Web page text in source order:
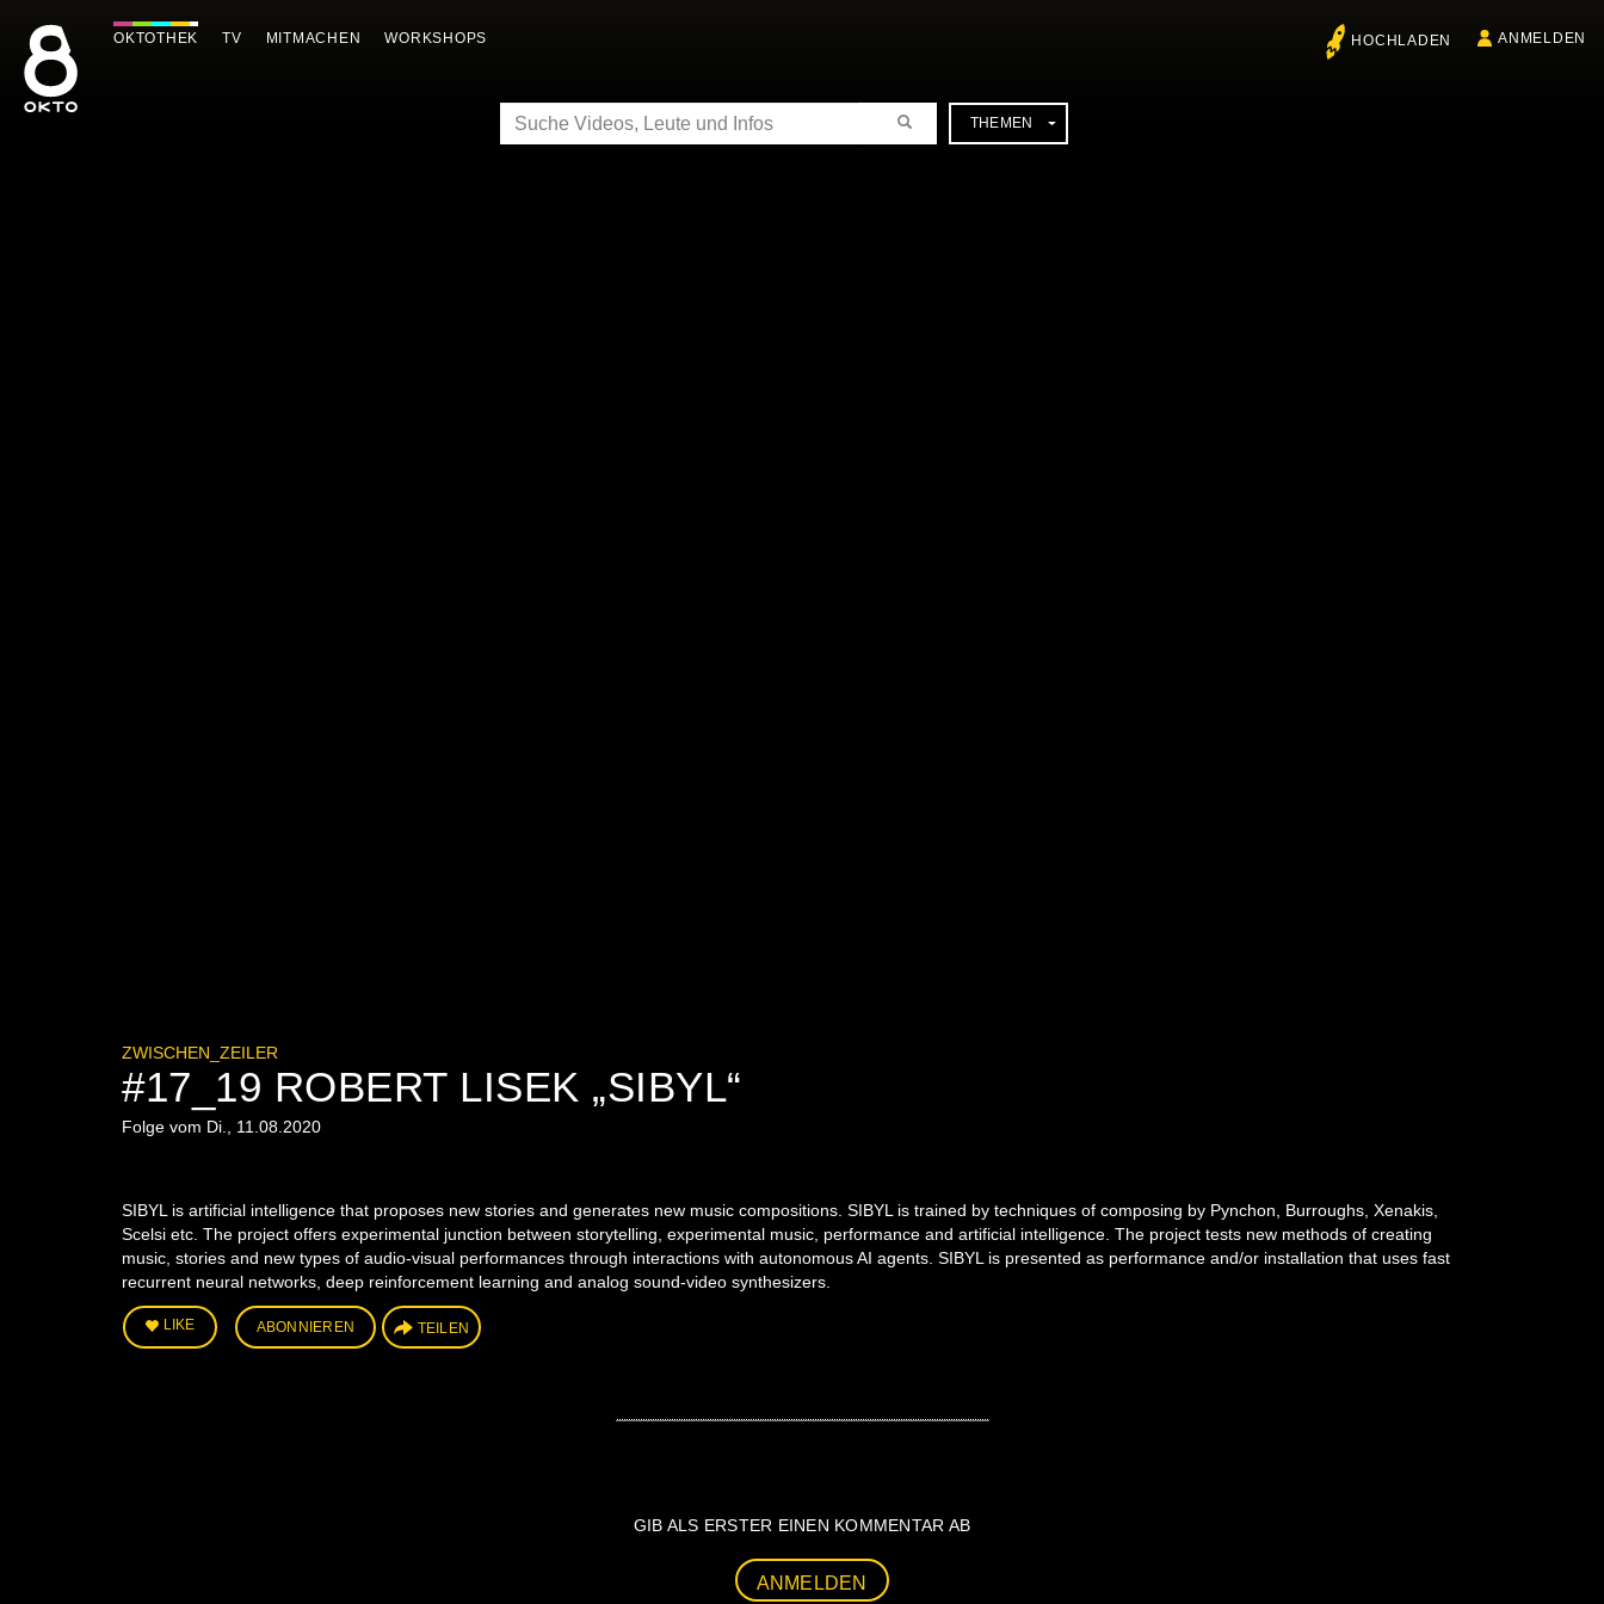
Inhalt
springen
OKTOTHEK TV MITMACHEN WORKSHOPS HOCHLADEN ANMELDEN
SUCHE THEMEN
ZWISCHEN_ZEILER
#17_19 ROBERT LISEK „SIBYL“
Folge vom Di., 11.08.2020
SIBYL is artificial intelligence that proposes new stories and generates new music compositions. SIBYL is trained by techniques of composing by Pynchon, Burroughs, Xenakis,
Scelsi etc. The project offers experimental junction between storytelling, experimental music, performance and artificial intelligence. The project tests new methods of creating
music, stories and new types of audio-visual performances through interactions with autonomous AI agents. SIBYL is presented as performance and/or installation that uses fast
recurrent neural networks, deep reinforcement learning and analog sound-video synthesizers.
LIKE ABONNIEREN TEILEN
GIB ALS ERSTER EINEN KOMMENTAR AB
ANMELDEN